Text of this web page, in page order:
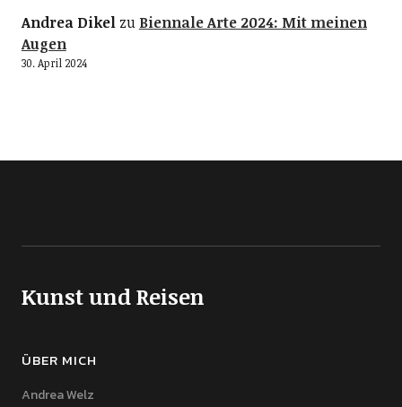
Andrea Dikelzu Biennale Arte 2024: Mit meinen
Augen
30. April 2024
Kunst und Reisen
ÜBER MICH
Andrea Welz